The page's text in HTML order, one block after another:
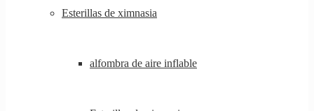
Esterillas de ximnasia
alfombra de aire inflable